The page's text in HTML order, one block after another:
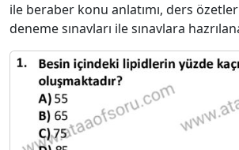
ile beraber konu anlatımı, ders
deneme sınavları ile sınavlara